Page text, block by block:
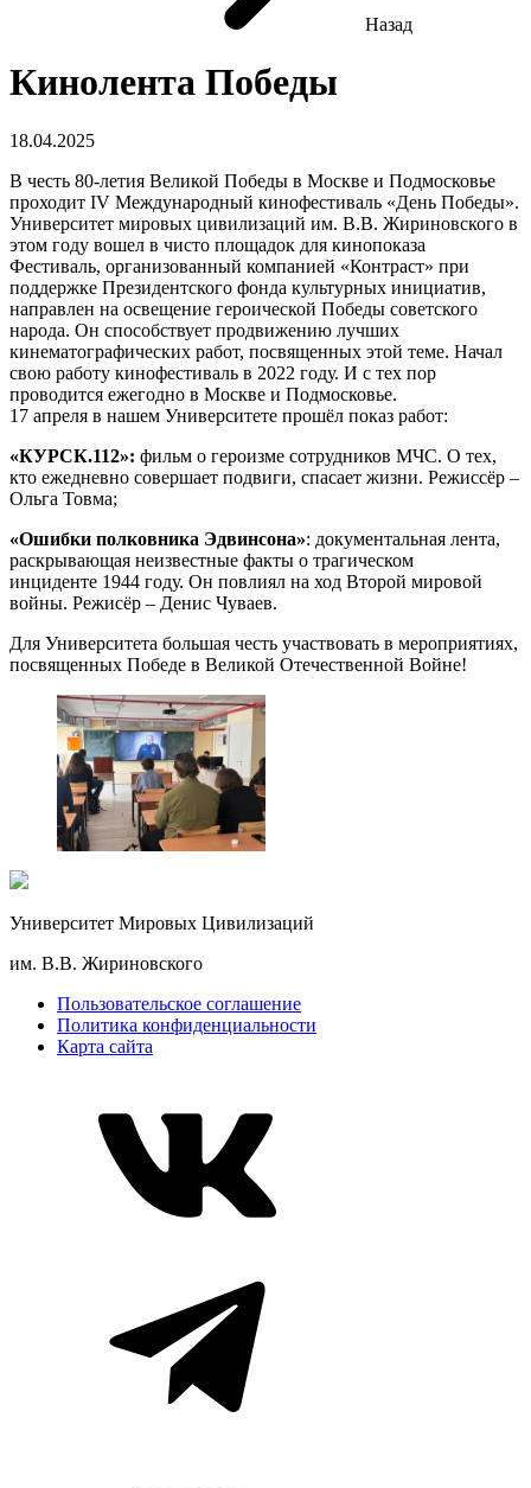
Назад
Кинолента Победы
18.04.2025
В честь 80-летия Великой Победы в Москве и Подмосковье
проходит IV Международный кинофестиваль «День Победы».
Университет мировых цивилизаций им. В.В. Жириновского в
этом году вошел в чисто площадок для кинопоказа
Фестиваль, организованный компанией «Контраст» при
поддержке Президентского фонда культурных инициатив,
направлен на освещение героической Победы советского
народа. Он способствует продвижению лучших
кинематографических работ, посвященных этой теме. Начал
свою работу кинофестиваль в 2022 году. И с тех пор
проводится ежегодно в Москве и Подмосковье.
17 апреля в нашем Университете прошёл показ работ:
«КУРСК.112»: фильм о героизме сотрудников МЧС. О тех,
кто ежедневно совершает подвиги, спасает жизни. Режиссёр –
Ольга Товма;
«Ошибки полковника Эдвинсона»: документальная лента,
раскрывающая неизвестные факты о трагическом
инциденте 1944 году. Он повлиял на ход Второй мировой
войны. Режисёр – Денис Чуваев.
Для Университета большая честь участвовать в мероприятиях,
посвященных Победе в Великой Отечественной Войне!
Университет Мировых Цивилизаций
им. В.В. Жириновского
Пользовательское соглашение
Политика конфиденциальности
Карта сайта